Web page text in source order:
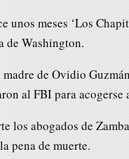
unos meses ‘Los
de Washington.
de Ovidio
al FBI para
los abogados de
pena de muerte.